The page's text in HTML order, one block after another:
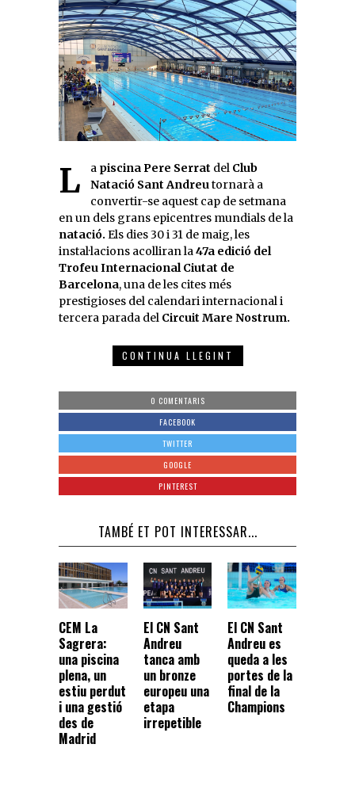
La piscina Pere Serrat del Club
Natació Sant Andreutornarà a
convertir-se aquest cap de setmana
en un dels grans epicentres mundials de la
natació. Els dies 30 i 31 de maig, les
instal·lacions acolliran la47a edició del
Trofeu Internacional Ciutat de
Barcelona, una de les cites més
prestigioses del calendari internacional i
tercera parada del Circuit Mare Nostrum.
CONTINUA LLEGINT
0 COMENTARIS
FACEBOOK
TWITTER
GOOGLE
PINTEREST
TAMBÉ ET POT INTERESSAR...
CEM La
Sagrera:
una piscina
plena, un
estiu perdut
i una gestió
des de
Madrid
El CN Sant
Andreu
tanca amb
un bronze
europeu una
etapa
irrepetible
El CN Sant
Andreu es
queda a les
portes de la
final de la
Champions